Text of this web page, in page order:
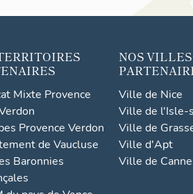
Mixte Provence
Provence Verdon
de Vaucluse
Baronnies
NOS VILLES
Ville de Nice
Ville de l'Isle-
Ville de
Ville d'Apt
Ville de